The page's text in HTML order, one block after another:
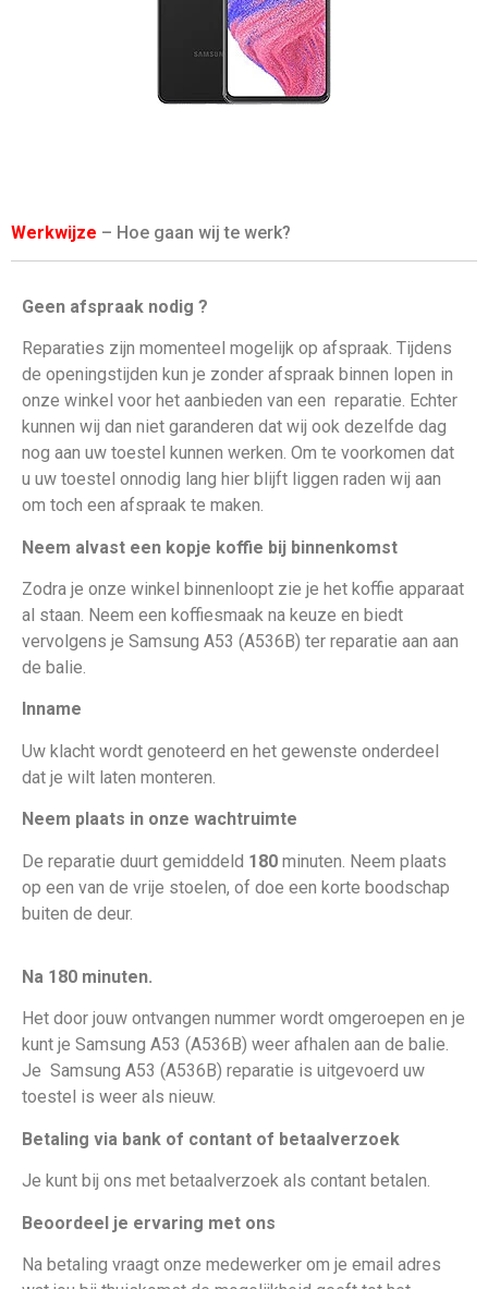
Werkwijze – Hoe gaan wij te werk?
Geen afspraak nodig ?
Reparaties zijn momenteel mogelijk op afspraak. Tijdens
de openingstijden kun je zonder afspraak binnen lopen in
onze winkel voor het aanbieden van een reparatie. Echter
kunnen wij dan niet garanderen dat wij ook dezelfde dag
nog aan uw toestel kunnen werken. Om te voorkomen dat
u uw toestel onnodig lang hier blijft liggen raden wij aan
om toch een afspraak te maken.
Neem alvast een kopje koffie bij binnenkomst
Zodra je onze winkel binnenloopt zie je het koffie apparaat
al staan. Neem een koffiesmaak na keuze en biedt
vervolgens je Samsung A53 (A536B) ter reparatie aan aan
de balie.
Inname
Uw klacht wordt genoteerd en het gewenste onderdeel
dat je wilt laten monteren.
Neem plaats in onze wachtruimte
De reparatie duurt gemiddeld 180 minuten. Neem plaats
op een van de vrije stoelen, of doe een korte boodschap
buiten de deur.
Na 180 minuten.
Het door jouw ontvangen nummer wordt omgeroepen en je
kunt je Samsung A53 (A536B) weer afhalen aan de balie.
Je Samsung A53 (A536B) reparatie is uitgevoerd uw
toestel is weer als nieuw.
Betaling via bank of contant of betaalverzoek
Je kunt bij ons met betaalverzoek als contant betalen.
Beoordeel je ervaring met ons
Na betaling vraagt onze medewerker om je email adres